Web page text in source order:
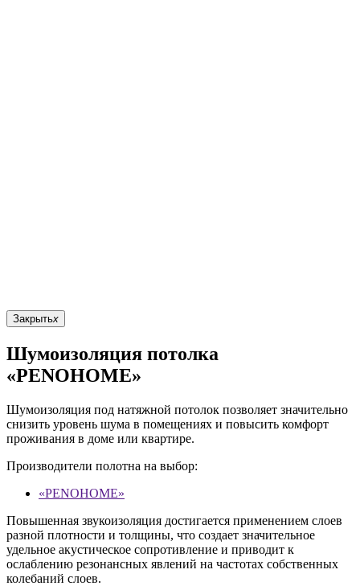
Закрытьx
Шумоизоляция потолка
«PENOHOME»
Шумоизоляция под натяжной потолок позволяет значительно
снизить уровень шума в помещениях и повысить комфорт
проживания в доме или квартире.
Производители полотна на выбор:
«PENOHOME»
Повышенная звукоизоляция достигается применением слоев
разной плотности и толщины, что создает значительное
удельное акустическое сопротивление и приводит к
ослаблению резонансных явлений на частотах собственных
колебаний слоев.